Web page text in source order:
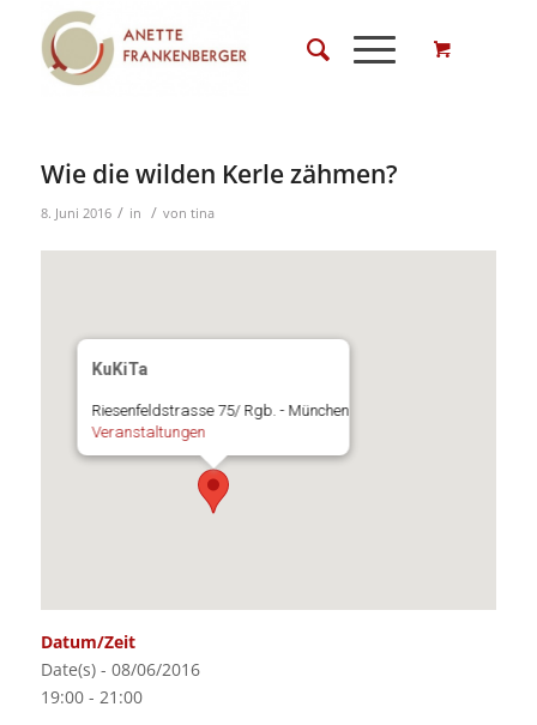
Wie die wilden Kerle zähmen?
8. Juni 2016 / in / von tina
KuKiTa
Riesenfeldstrasse 75/ Rgb. - München
Veranstaltungen
Datum/Zeit
Date(s) - 08/06/2016
19:00 - 21:00